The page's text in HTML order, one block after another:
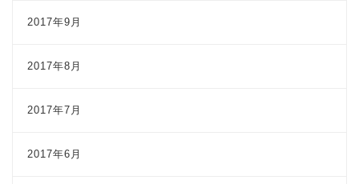
2017年9月
2017年8月
2017年7月
2017年6月